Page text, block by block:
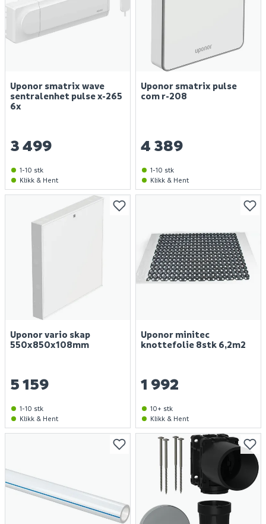
Uponor smatrix wave
sentralenhet pulse x-265
6x
3 499
1-10 stk
Klikk & Hent
Uponor smatrix pulse
com r-208
4 389
1-10 stk
Klikk & Hent
Uponor vario skap
550x850x108mm
5 159
1-10 stk
Klikk & Hent
Uponor minitec
knottefolie 8stk 6,2m2
1 992
10+ stk
Klikk & Hent